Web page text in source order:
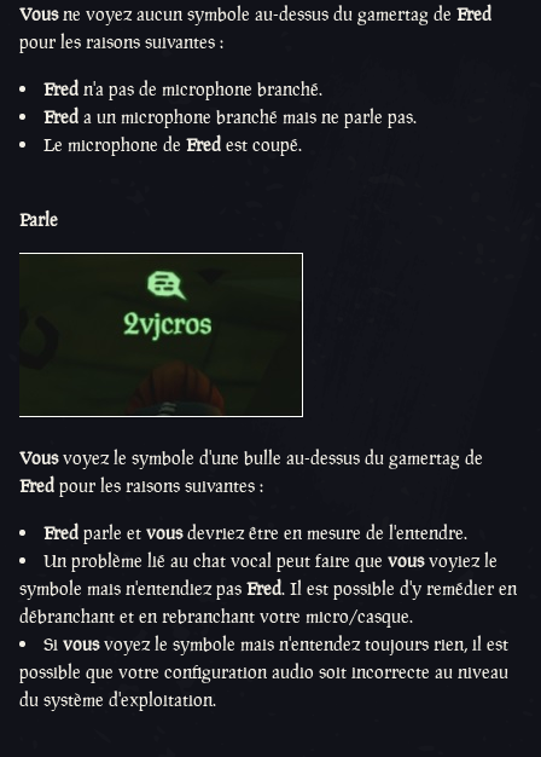
Vousne voyez aucun symbole au-dessus du gamertag de Fred
pour les raisons suivantes :
Fred n'a pas de microphone branché.
Fred a un microphone branché mais ne parle pas.
Le microphone de Fred est coupé.
Parle
Vousvoyez le symbole d'une bulle au-dessus du gamertag de
Fred pour les raisons suivantes :
Fred parle et vousdevriez être en mesure de l'entendre.
Un problème lié au chat vocal peut faire que vousvoyiez le
symbole mais n'entendiez pas Fred. Il est possible d'y remédier en
débranchant et en rebranchant votre micro/casque.
Si vousvoyez le symbole mais n'entendez toujours rien, il est
possible que votre configuration audio soit incorrecte au niveau
du système d'exploitation.